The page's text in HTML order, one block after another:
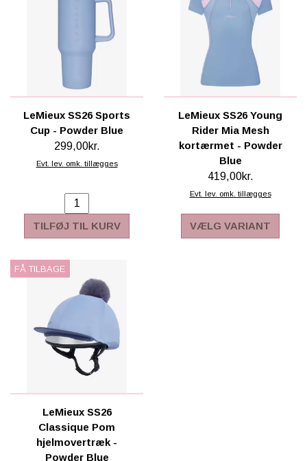
LeMieux SS26 Sports
Cup - Powder Blue
299,00kr.
Evt. lev. omk. tillægges
TILFØJ TIL KURV
LeMieux SS26 Young
Rider Mia Mesh
kortærmet - Powder
Blue
419,00kr.
Evt. lev. omk. tillægges
VÆLG VARIANT
FÅ TILBAGE
LeMieux SS26
Classique Pom
hjelmovertræk -
Powder Blue